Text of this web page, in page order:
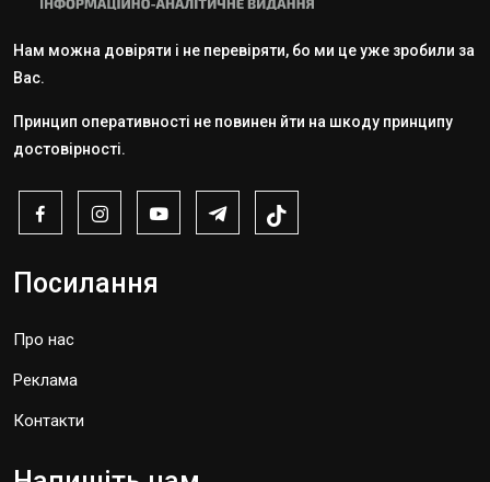
Нам можна довіряти і не перевіряти, бо ми це уже зробили за
Вас.
Принцип оперативності не повинен йти на шкоду принципу
достовірності.
Посилання
Про нас
Реклама
Контакти